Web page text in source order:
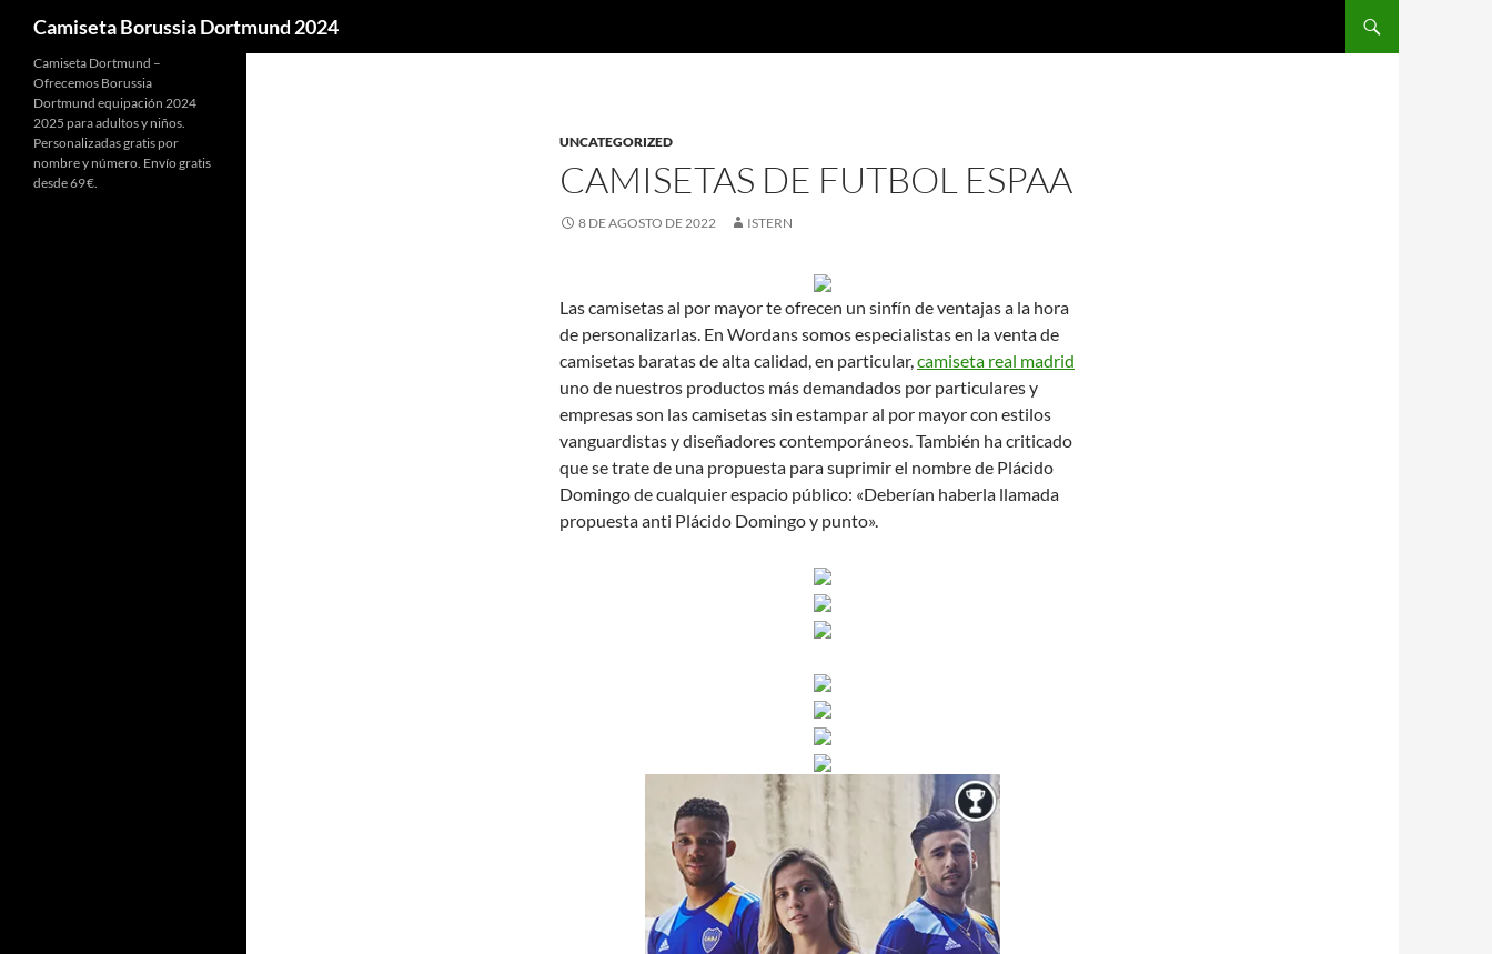
Camiseta Borussia Dortmund 2024
UNCATEGORIZED
CAMISETAS DE FUTBOL ESPAA
8 DE AGOSTO DE 2022 ISTERN
Las camisetas al por mayor te ofrecen un sinfín de ventajas a la hora
de personalizarlas. En Wordans somos especialistas en la venta de
camisetas baratas de alta calidad, en particular,camiseta real madrid
uno de nuestros productos más demandados por particulares y
empresas son las camisetas sin estampar al por mayor con estilos
vanguardistas y diseñadores contemporáneos. También ha criticado
que se trate de una propuesta para suprimir el nombre de Plácido
Domingo de cualquier espacio público: «Deberían haberla llamada
propuesta anti Plácido Domingo y punto».
Camiseta Dortmund –
Ofrecemos Borussia
Dortmund equipación 2024
2025 para adultos y niños.
Personalizadas gratis por
nombre y número. Envío gratis
desde 69 €.